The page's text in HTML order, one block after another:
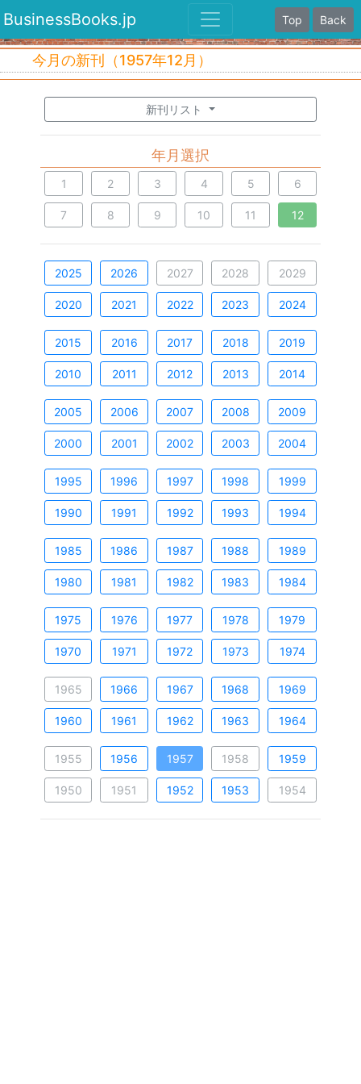
BusinessBooks.jp Top Back
今月の新刊（1957年12月）
新刊リスト
年月選択
1 2 3 4 5 6
7 8 9 10 11 12
2025 2026 2027 2028 2029
2020 2021 2022 2023 2024
2015 2016 2017 2018 2019
2010 2011 2012 2013 2014
2005 2006 2007 2008 2009
2000 2001 2002 2003 2004
1995 1996 1997 1998 1999
1990 1991 1992 1993 1994
1985 1986 1987 1988 1989
1980 1981 1982 1983 1984
1975 1976 1977 1978 1979
1970 1971 1972 1973 1974
1965 1966 1967 1968 1969
1960 1961 1962 1963 1964
1955 1956 1957 1958 1959
1950 1951 1952 1953 1954